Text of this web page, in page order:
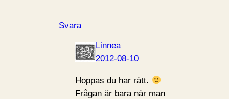
Svara
Linnea
2012-08-10
Hoppas du har rätt.
Frågan är bara när man